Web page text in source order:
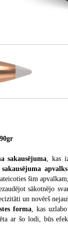
sakausējuma, kas
apvalks
šim
sākotnējo
un novērš
forma, kas
ar šo lodi, būs